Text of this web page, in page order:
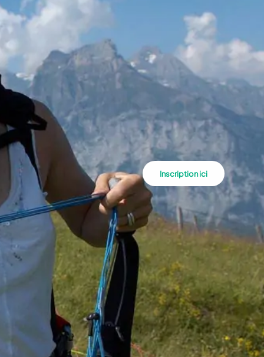
Inscription ici